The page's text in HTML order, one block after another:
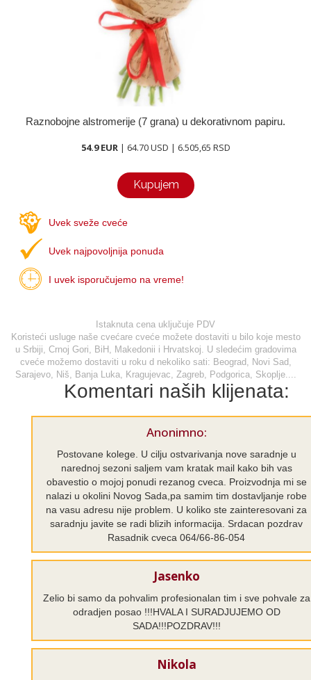
O nama
Kontakt
Raznobojne alstromerije (7 grana) u dekorativnom papiru.
54.9 EUR| 64.70 USD | 6.505,65 RSD
Kupujem
Uvek sveže cveće
Uvek najpovoljnija ponuda
I uvek isporučujemo na vreme!
Istaknuta cena uključuje PDV
Koristeći usluge naše cvećare cveće možete dostaviti u bilo koje mesto
u Srbiji, Crnoj Gori, BiH, Makedonii i Hrvatskoj. U sledećim gradovima
cveće možemo dostaviti u roku d nekoliko sati: Beograd, Novi Sad,
Sarajevo, Niš, Banja Luka, Kragujevac, Zagreb, Podgorica, Skoplje....
Komentari naših klijenata:
Anonimno:
Postovane kolege. U cilju ostvarivanja nove saradnje u
narednoj sezoni saljem vam kratak mail kako bih vas
obavestio o mojoj ponudi rezanog cveca. Proizvodnja mi se
nalazi u okolini Novog Sada,pa samim tim dostavljanje robe
na vasu adresu nije problem. U koliko ste zainteresovani za
saradnju javite se radi blizih informacija. Srdacan pozdrav
Rasadnik cveca 064/66-86-054
Jasenko
Zelio bi samo da pohvalim profesionalan tim i sve pohvale za
odradjen posao !!!HVALA I SURADJUJEMO OD
SADA!!!POZDRAV!!!
Nikola